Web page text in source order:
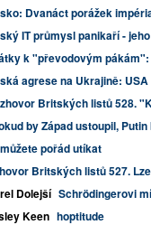
Dvanáct porážek
IT průmysl panikaří -
k "převodovým
agrese na Ukrajině:
Britských listů 528.
by Západ ustoupil,
pořád utíkat
Britských listů 527.
Dolejší Schrödingerovi
Keen hoptitude